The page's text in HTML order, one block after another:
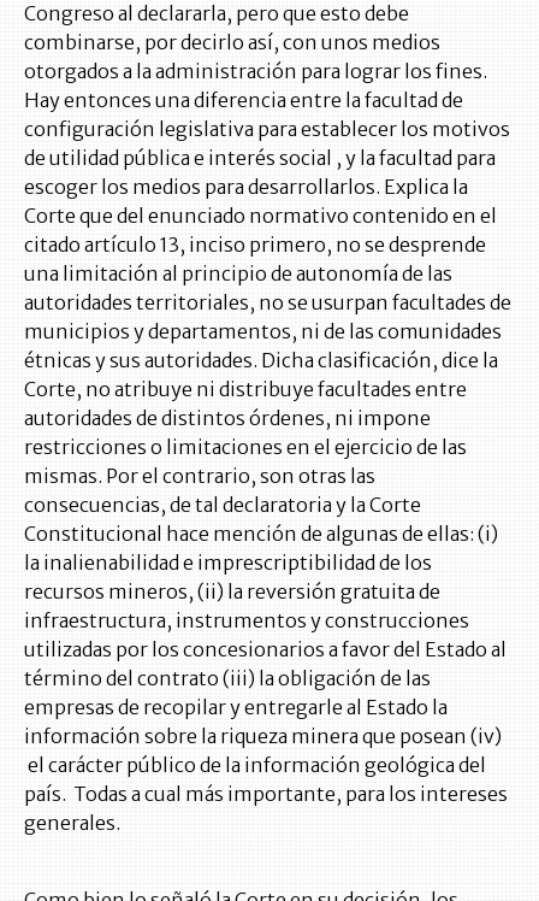
Congreso al declararla, pero que esto debe
combinarse, por decirlo así, con unos medios
otorgados a la administración para lograr los fines.
Hay entonces una diferencia entre la facultad de
configuración legislativa para establecer los motivos
de utilidad pública e interés social , y la facultad para
escoger los medios para desarrollarlos. Explica la
Corte que del enunciado normativo contenido en el
citado artículo 13, inciso primero, no se desprende
una limitación al principio de autonomía de las
autoridades territoriales, no se usurpan facultades de
municipios y departamentos, ni de las comunidades
étnicas y sus autoridades. Dicha clasificación, dice la
Corte, no atribuye ni distribuye facultades entre
autoridades de distintos órdenes, ni impone
restricciones o limitaciones en el ejercicio de las
mismas. Por el contrario, son otras las
consecuencias, de tal declaratoria y la Corte
Constitucional hace mención de algunas de ellas: (i)
la inalienabilidad e imprescriptibilidad de los
recursos mineros, (ii) la reversión gratuita de
infraestructura, instrumentos y construcciones
utilizadas por los concesionarios a favor del Estado al
término del contrato (iii) la obligación de las
empresas de recopilar y entregarle al Estado la
información sobre la riqueza minera que posean (iv)
el carácter público de la información geológica del
país. Todas a cual más importante, para los intereses
generales.